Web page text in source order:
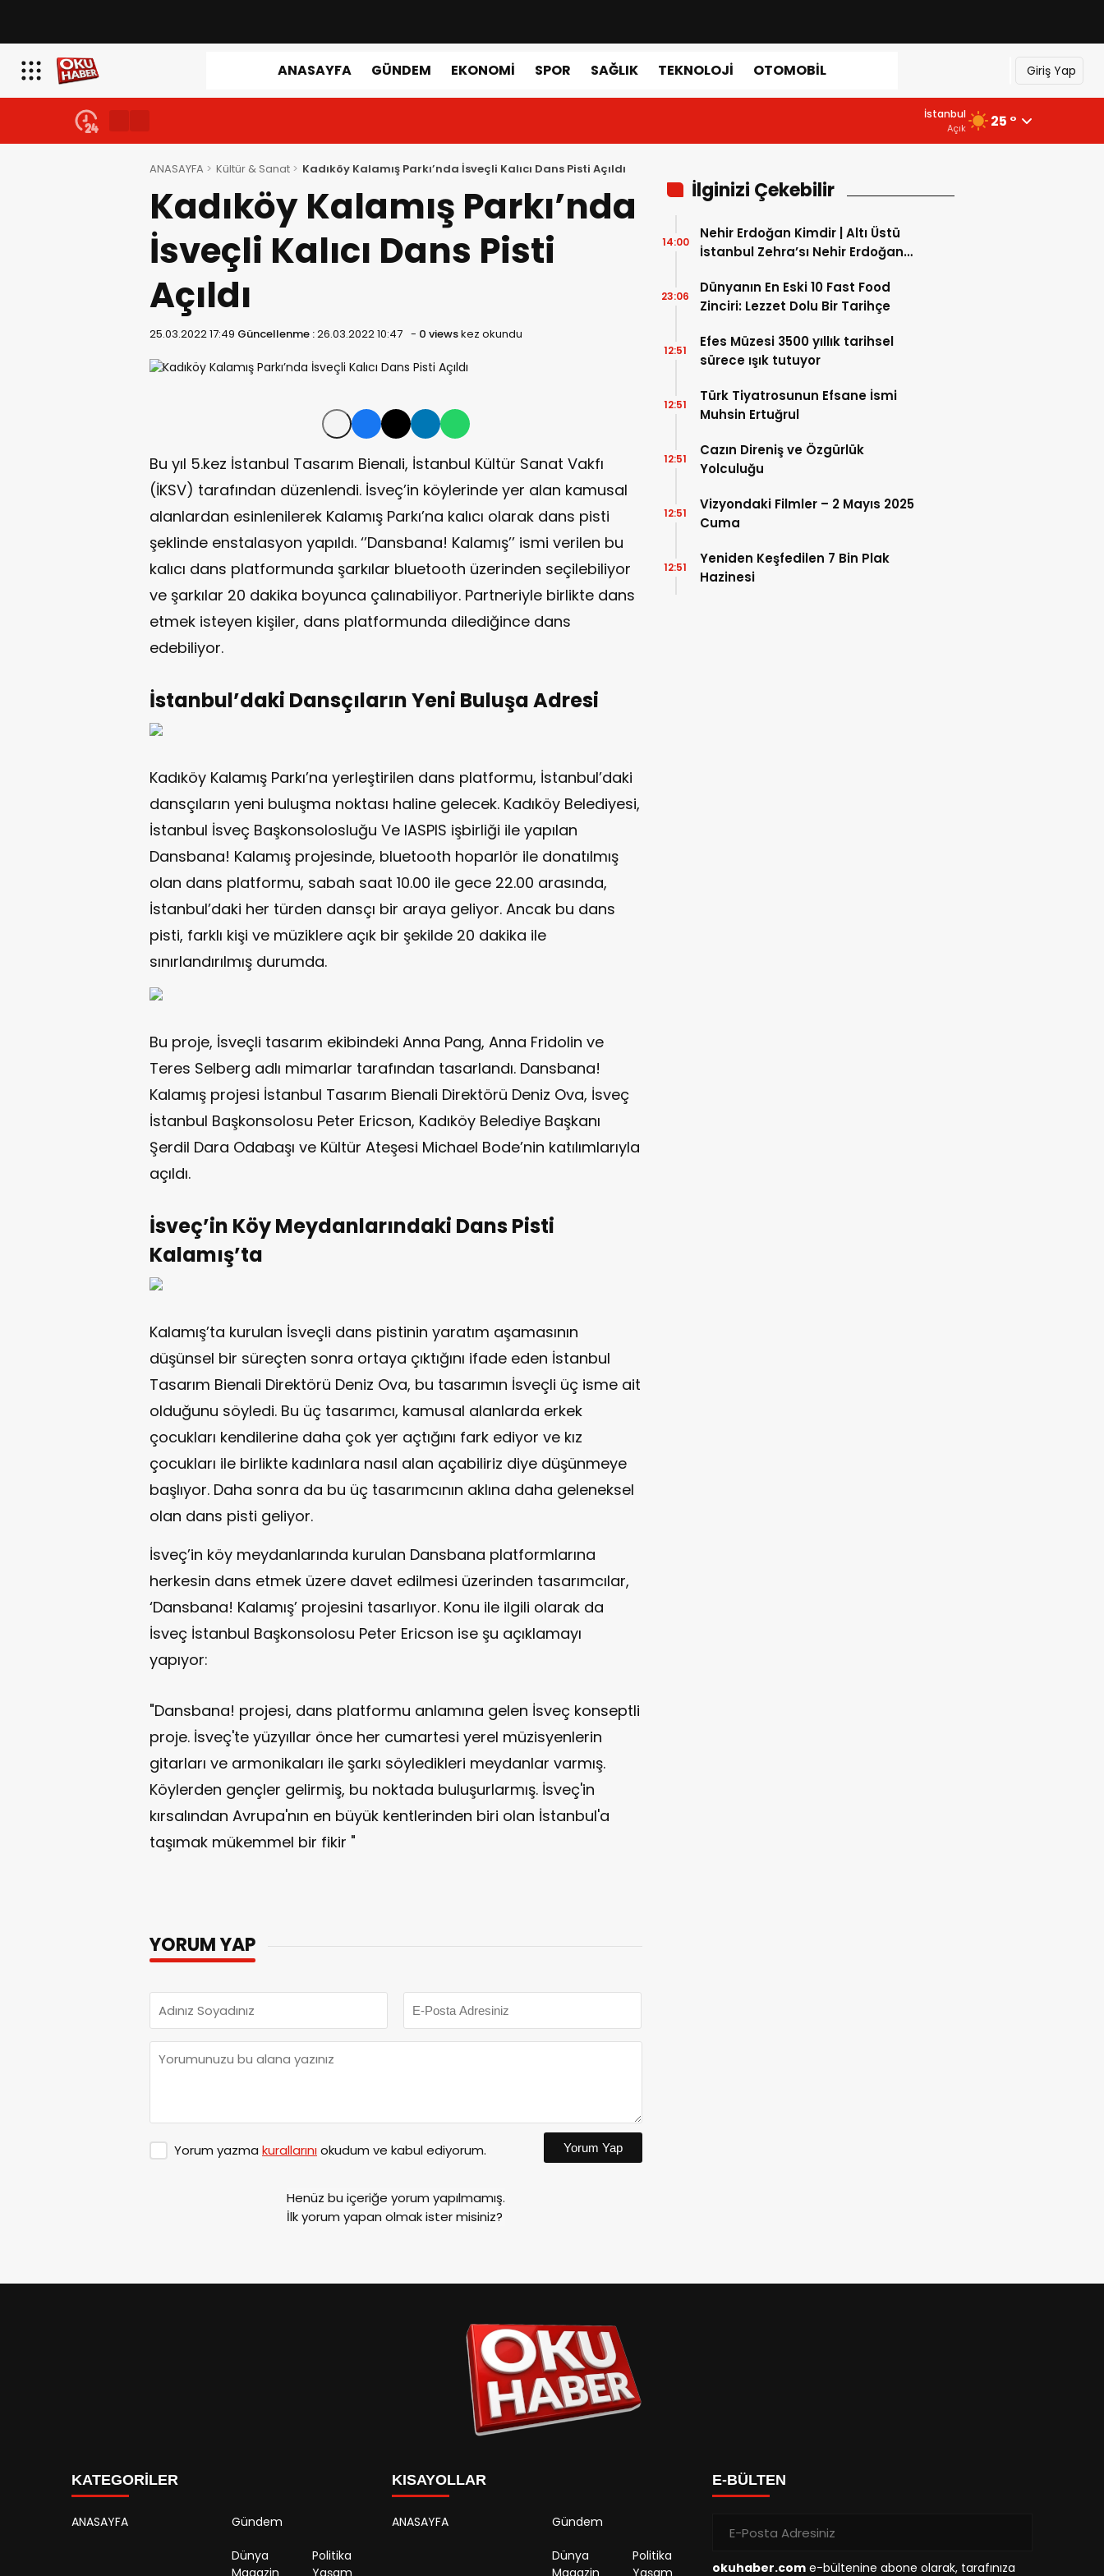
ANASAYFA GÜNDEM EKONOMI SPOR SAĞLIK TEKNOLOJI OTOMOBIL Giriş Yap
İstanbul
Açık 25 °
ANASAYFA Kültür & Sanat Kadıköy Kalamış Parkı’nda İsveçli Kalıcı Dans Pisti Açıldı
Kadıköy Kalamış Parkı’nda
İsveçli Kalıcı Dans Pisti
Açıldı
25.03.2022 17:49 Güncellenme :26.03.2022 10:47 - 0 viewskez okundu
Bu yıl 5.kez İstanbul Tasarım Bienali, İstanbul Kültür Sanat Vakfı
(İKSV) tarafından düzenlendi. İsveç’in köylerinde yer alan kamusal
alanlardan esinlenilerek Kalamış Parkı’na kalıcı olarak dans pisti
şeklinde enstalasyon yapıldı. ‘’Dansbana! Kalamış’’ ismi verilen bu
kalıcı dans platformunda şarkılar bluetooth üzerinden seçilebiliyor
ve şarkılar 20 dakika boyunca çalınabiliyor. Partneriyle birlikte dans
etmek isteyen kişiler, dans platformunda dilediğince dans
edebiliyor.
İstanbul’daki Dansçıların Yeni Buluşa Adresi
Kadıköy Kalamış Parkı’na yerleştirilen dans platformu, İstanbul’daki
dansçıların yeni buluşma noktası haline gelecek. Kadıköy Belediyesi,
İstanbul İsveç Başkonsolosluğu Ve IASPIS işbirliği ile yapılan
Dansbana! Kalamış projesinde, bluetooth hoparlör ile donatılmış
olan dans platformu, sabah saat 10.00 ile gece 22.00 arasında,
İstanbul’daki her türden dansçı bir araya geliyor. Ancak bu dans
pisti, farklı kişi ve müziklere açık bir şekilde 20 dakika ile
sınırlandırılmış durumda.
Bu proje, İsveçli tasarım ekibindeki Anna Pang, Anna Fridolin ve
Teres Selberg adlı mimarlar tarafından tasarlandı. Dansbana!
Kalamış projesi İstanbul Tasarım Bienali Direktörü Deniz Ova, İsveç
İstanbul Başkonsolosu Peter Ericson, Kadıköy Belediye Başkanı
Şerdil Dara Odabaşı ve Kültür Ateşesi Michael Bode’nin katılımlarıyla
açıldı.
İsveç’in Köy Meydanlarındaki Dans Pisti
Kalamış’ta
Kalamış’ta kurulan İsveçli dans pistinin yaratım aşamasının
düşünsel bir süreçten sonra ortaya çıktığını ifade eden İstanbul
Tasarım Bienali Direktörü Deniz Ova, bu tasarımın İsveçli üç isme ait
olduğunu söyledi. Bu üç tasarımcı, kamusal alanlarda erkek
çocukları kendilerine daha çok yer açtığını fark ediyor ve kız
çocukları ile birlikte kadınlara nasıl alan açabiliriz diye düşünmeye
başlıyor. Daha sonra da bu üç tasarımcının aklına daha geleneksel
olan dans pisti geliyor.
İsveç’in köy meydanlarında kurulan Dansbana platformlarına
herkesin dans etmek üzere davet edilmesi üzerinden tasarımcılar,
‘Dansbana! Kalamış’ projesini tasarlıyor. Konu ile ilgili olarak da
İsveç İstanbul Başkonsolosu Peter Ericson ise şu açıklamayı
yapıyor:
"Dansbana! projesi, dans platformu anlamına gelen İsveç konseptli
proje. İsveç'te yüzyıllar önce her cumartesi yerel müzisyenlerin
gitarları ve armonikaları ile şarkı söyledikleri meydanlar varmış.
Köylerden gençler gelirmiş, bu noktada buluşurlarmış. İsveç'in
kırsalından Avrupa'nın en büyük kentlerinden biri olan İstanbul'a
taşımak mükemmel bir fikir "
YORUM YAP
Yorum yazma kurallarınıokudum ve kabul ediyorum. Yorum Yap
Henüz bu içeriğe yorum yapılmamış.
İlk yorum yapan olmak ister misiniz?
İlginizi Çekebilir
Nehir Erdoğan Kimdir | Altı Üstü
İstanbul Zehra’sı Nehir Erdoğan
14:00
Dünyanın En Eski 10 Fast Food
Zinciri: Lezzet Dolu Bir Tarihçe
23:06
Efes Müzesi 3500 yıllık tarihsel
sürece ışık tutuyor
12:51
Türk Tiyatrosunun Efsane İsmi
Muhsin Ertuğrul
12:51
Cazın Direniş ve Özgürlük
Yolculuğu
12:51
Vizyondaki Filmler – 2 Mayıs 2025
Cuma
12:51
Yeniden Keşfedilen 7 Bin Plak
Hazinesi
12:51
KATEGORİLER
ANASAYFA Gündem
Dünya
Politika
Magazin
Yaşam
KISAYOLLAR
ANASAYFA Gündem
Dünya
Politika
Magazin
Yaşam
E-BÜLTEN
okuhaber.com e-bültenine abone olarak, tarafınıza